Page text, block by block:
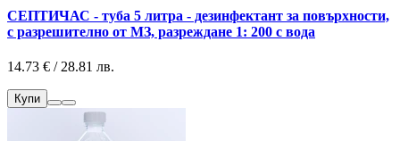
СЕПТИЧАС - туба 5 литра - дезинфектант за повърхности,
с разрешително от МЗ, разреждане 1: 200 с вода
14.73 € / 28.81 лв.
Купи